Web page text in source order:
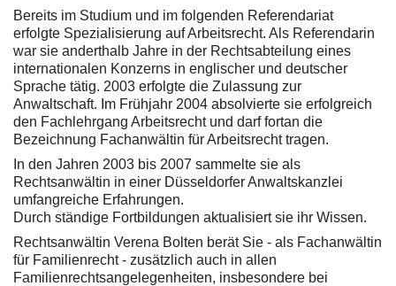
Bereits im Studium und im folgenden Referendariat
erfolgte Spezialisierung auf Arbeitsrecht. Als Referendarin
war sie anderthalb Jahre in der Rechtsabteilung eines
internationalen Konzerns in englischer und deutscher
Sprache tätig. 2003 erfolgte die Zulassung zur
Anwaltschaft. Im Frühjahr 2004 absolvierte sie erfolgreich
den Fachlehrgang Arbeitsrecht und darf fortan die
Bezeichnung Fachanwältin für Arbeitsrecht tragen.
In den Jahren 2003 bis 2007 sammelte sie als
Rechtsanwältin in einer Düsseldorfer Anwaltskanzlei
umfangreiche Erfahrungen.
Durch ständige Fortbildungen aktualisiert sie ihr Wissen.
Rechtsanwältin Verena Bolten berät Sie - als Fachanwältin
für Familienrecht - zusätzlich auch in allen
Familienrechtsangelegenheiten, insbesondere bei